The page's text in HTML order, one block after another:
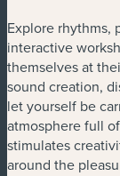
Explore rhythms,
interactive
themselves at
sound creation,
let yourself be
atmosphere full
stimulates
around the